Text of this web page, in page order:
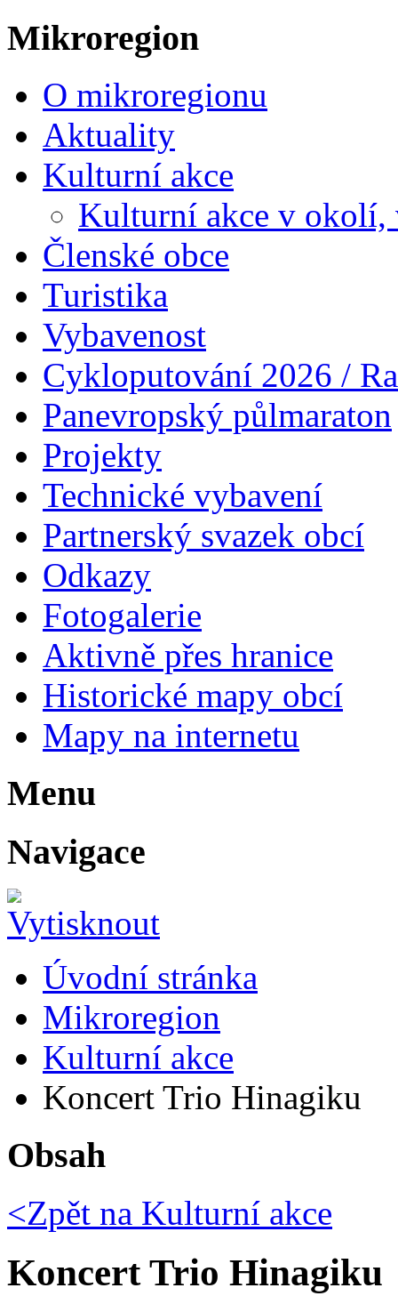
Mikroregion
O mikroregionu
Aktuality
Kulturní akce
Kulturní akce v okolí,
Členské obce
Turistika
Vybavenost
Cykloputování 2026 /
Panevropský půlmaraton
Projekty
Technické vybavení
Partnerský svazek obcí
Odkazy
Fotogalerie
Aktivně přes hranice
Historické mapy obcí
Mapy na internetu
Menu
Navigace
Úvodní stránka
Mikroregion
Kulturní akce
Koncert Trio Hinagiku
Obsah
<Zpět na Kulturní akce
Koncert Trio Hinagiku